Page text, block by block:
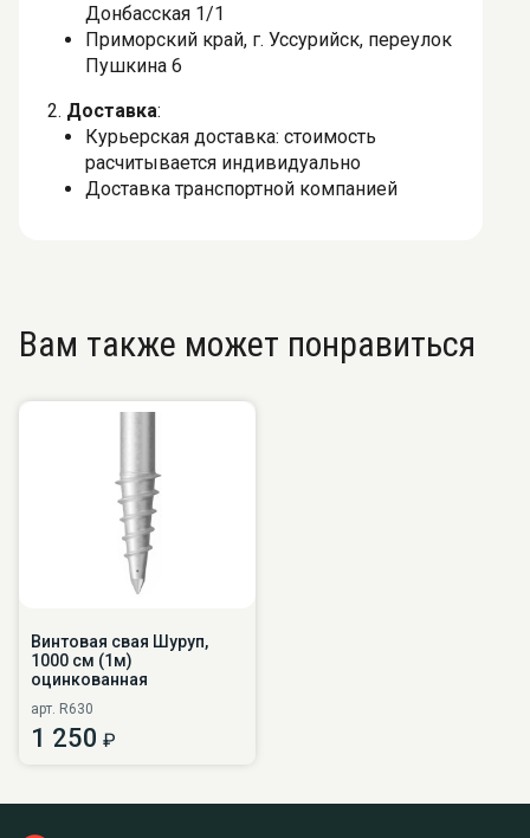
Донбасская 1/1
Приморский край, г. Уссурийск, переулок
Пушкина 6
2. Доставка:
Курьерская доставка: стоимость
расчитывается индивидуально
Доставка транспортной компанией
Вам также может понравиться
Винтовая свая Шуруп,
1000 см (1м)
оцинкованная
арт. R630
1 250 ₽